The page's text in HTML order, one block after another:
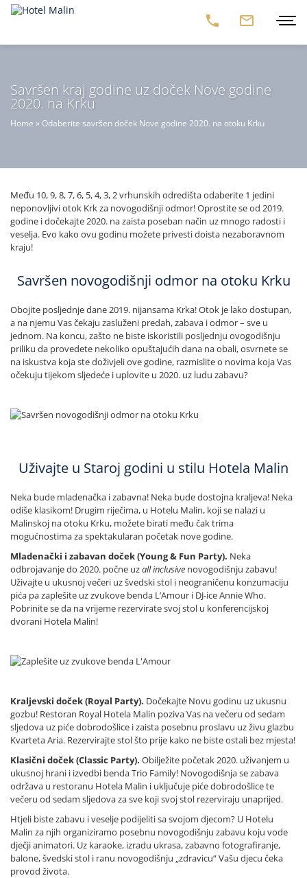
Savršen kraj godine uz doček Nove godine
2020. na Krku
Home » Odaberite savršen doček Nove godine 2020. na otoku Krku
Među 10, 9, 8, 7, 6, 5, 4, 3, 2 vrhunskih odredišta odaberite 1 jedini
neponovljivi otok Krk za novogodišnji odmor! Oprostite se od 2019.
godine i dočekajte 2020. na zaista poseban način uz mnogo radosti i
veselja. Evo kako ovu godinu možete privesti doista nezaboravnom
kraju!
Savršen novogodišnji odmor na otoku Krku
Obojite posljednje dane 2019. nijansama Krka! Otok je lako dostupan,
a na njemu Vas čekaju zasluženi predah, zabava i odmor – sve u
jednom. Na koncu, zašto ne biste iskoristili posljednju ovogodišnju
priliku da provedete nekoliko opuštajućih dana na obali, osvrnete se
na iskustva koja ste doživjeli ove godine, razmislite o novima koja Vas
očekuju tijekom sljedeće i uplovite u 2020. uz ludu zabavu?
Uživajte u Staroj godini u stilu Hotela Malin
Neka bude mladenačka i zabavna! Neka bude dostojna kraljeva! Neka
odiše klasikom! Drugim riječima, u Hotelu Malin, koji se nalazi u
Malinskoj na otoku Krku, možete birati među čak trima
mogućnostima za spektakularan početak nove godine.
Mladenački i zabavan doček (Young & Fun Party). Neka
odbrojavanje do 2020. počne uzall inclusive novogodišnju zabavu!
Uživajte u ukusnoj večeri uz švedski stol i neograničenu konzumaciju
pića pa zaplešite uz zvukove benda L’Amour i DJ-ice Annie Who.
Pobrinite se da na vrijeme rezervirate svoj stol u konferencijskoj
dvorani Hotela Malin!
Kraljevski doček (Royal Party). Dočekajte Novu godinu uz ukusnu
gozbu! Restoran Royal Hotela Malin poziva Vas na večeru od sedam
sljedova uz piće dobrodošlice i zaista posebnu proslavu uz živu glazbu
Kvarteta Aria. Rezervirajte stol što prije kako ne biste ostali bez mjesta!
Klasični doček (Classic Party). Obilježite početak 2020. uživanjem u
ukusnoj hrani i izvedbi benda Trio Family! Novogodišnja se zabava
održava u restoranu Hotela Malin i uključuje piće dobrodošlice te
večeru od sedam sljedova za sve koji svoj stol rezerviraju unaprijed.
Htjeli biste zabavu i veselje podijeliti sa svojom djecom? U Hotelu
Malin za njih organiziramo posebnu novogodišnju zabavu koju vode
dječji animatori. Uz karaoke, izradu ukrasa, zabavno fotografiranje,
balone, švedski stol i ranu novogodišnju „zdravicu“ Vašu djecu čeka
provod života.